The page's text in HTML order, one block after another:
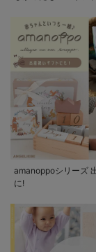
amanoppoシリーズ
に!